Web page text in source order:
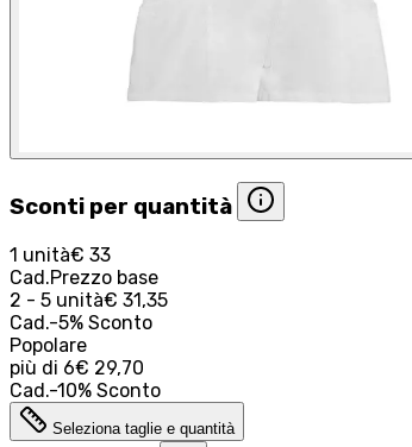
Sconti per quantità
1 unità€ 33
Cad.Prezzo base
2 - 5 unità€ 31,35
Cad.-5% Sconto
Popolare
più di 6€ 29,70
Cad.-10% Sconto
Seleziona taglie e quantità